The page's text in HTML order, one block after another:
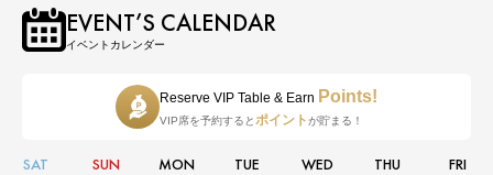
EVENT’S CALENDAR
イベントカレンダー
Reserve VIP Table & Earn Points!
VIP席を予約すると ポイント が貯まる！
SAT SUN MON TUE WED THU FRI